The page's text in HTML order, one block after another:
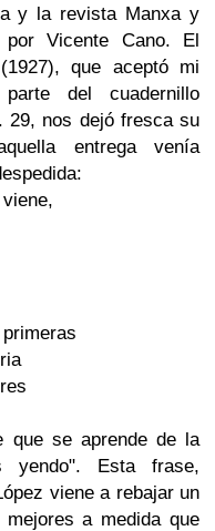
y la revista Manxa y
por Vicente Cano. El
que aceptó mi
del cuadernillo
29, nos dejó fresca su
entrega venía
que se aprende de la
Esta frase,
viene a rebajar un
a medida que